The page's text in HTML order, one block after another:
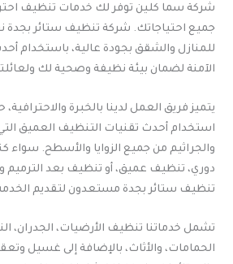
شركة سما كلين توفر لك خدمات تنظيف
جميع احتياجاتك. شركة تنظيف ستائر
للمنازل والشقق بجودة عالية، باستخدام
الآمنة لضمان بيئة نظيفة وصحية لك
يتميز فريق العمل لدينا بالخبرة
استخدام أحدث تقنيات التنظيف العميق التي
والجراثيم من جميع الزوايا والأسطح. سواء
دوري، تنظيف عميق، أو تنظيف بعد الترميم
تنظيف ستائر بجدة مستعدون لتقديم
تشمل خدماتنا تنظيف الأرضيات، الجدران،
الحمامات، والأثاث، بالإضافة إلى غسيل